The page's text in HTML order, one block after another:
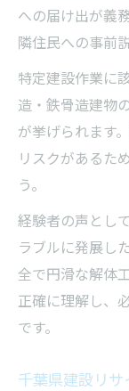
への届け出が義
隣住民への事前
特定建設作業に
造・鉄骨造建物
が挙げられます
リスクがあるた
う。
経験者の声とし
ラブルに発展し
全で円滑な解体
正確に理解し、
です。
千葉県建設リ